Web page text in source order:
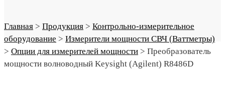
Главная > Продукция > Контрольно-измерительное
оборудование > Измерители мощности СВЧ (Ваттметры)
> Опции для измерителей мощности > Преобразователь
мощности волноводный Keysight (Agilent) R8486D